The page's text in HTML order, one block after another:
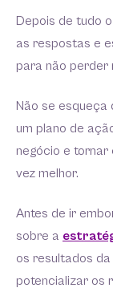
Depois de tudo
as respostas e
para não perder
Não se esqueça
um plano de
negócio e
vez melhor.
Antes de ir
sobre a
os resultados
potencializar os